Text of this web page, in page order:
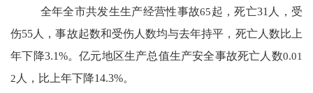
全年全市共发生生产经营性事故65起，死亡31 人，受
伤55 人，事故起数和受伤人数均与去年持平，死亡人数比上
年下降3.1%。亿元地区生产总值生产安全事故死亡人数0.01
2 人，比上年下降14.3%。